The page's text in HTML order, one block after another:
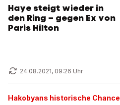
Haye steigt wieder in
den Ring – gegen Ex von
Paris Hilton
24.08.2021, 09:26 Uhr
Hakobyans historische Chance